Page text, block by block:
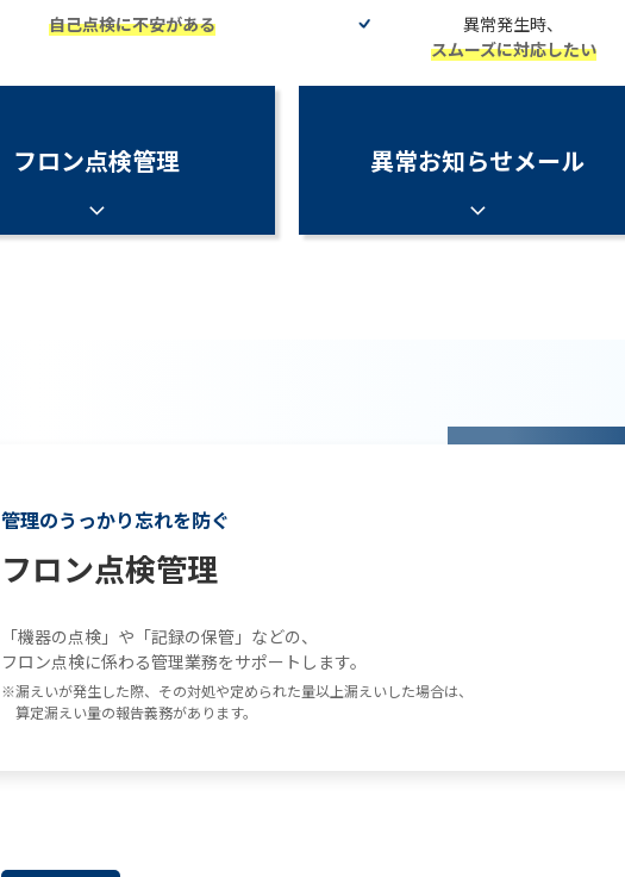
自己点検に不安がある
フロン点検管理
異常発生時、
スムーズに対応したい
異常お知らせメール
管理のうっかり忘れを防ぐ
フロン点検管理
「機器の点検」や「記録の保管」などの、
フロン点検に係わる管理業務をサポートします。
※漏えいが発生した際、その対処や定められた量以上漏えいした場合は、
算定漏えい量の報告義務があります。